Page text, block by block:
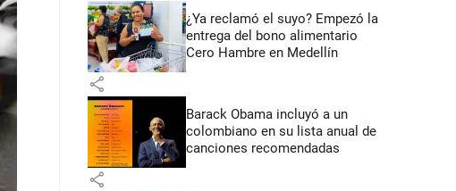
¿Ya reclamó el suyo? Empezó la
entrega del bono alimentario
Cero Hambre en Medellín
share
Barack Obama incluyó a un
colombiano en su lista anual de
canciones recomendadas
share